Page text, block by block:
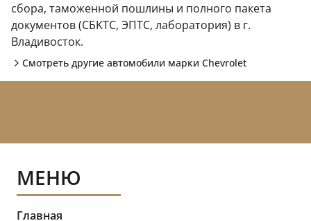
сбора, таможенной пошлины и полного пакета
документов (CБKТС, ЭПTC, лаборатория) в г.
Владивосток.
Смотреть другие автомобили марки Chevrolet
МЕНЮ
Главная